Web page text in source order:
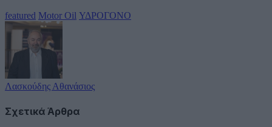
featured Motor Oil ΥΔΡΟΓΟΝΟ
Λασκούδης Αθανάσιος
Σχετικά Άρθρα